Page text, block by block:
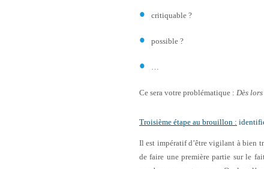
critiquable ?
possible ?
…
Ce sera votre problématique : Dès
Troisième étape au brouillon :
Il est impératif d’être vigilant à bien
de faire une première partie sur le